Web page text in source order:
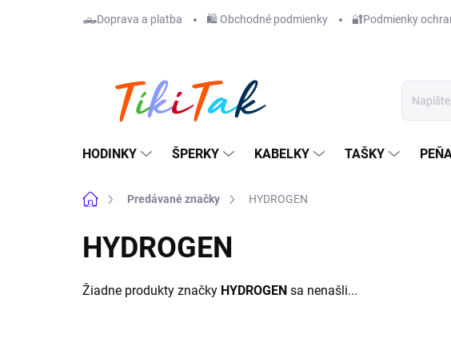
🛻Doprava a platba 🛍️ Obchodné podmienky 🔐Podmienky
HODINKY ŠPERKY KABELKY TAŠKY
DomovPredávané značky HYDROGEN
HYDROGEN
Žiadne produkty značky HYDROGEN sa nenašli...